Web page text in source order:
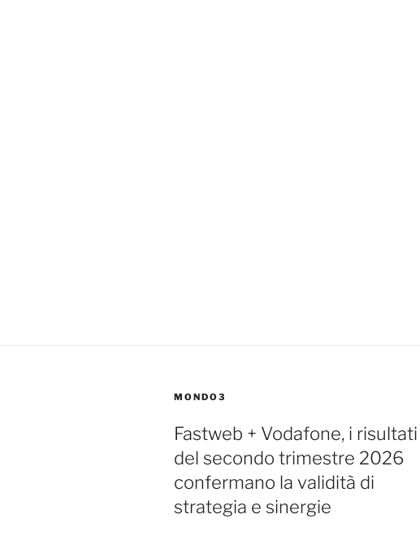
MONDO3
Fastweb + Vodafone, i risultati
del secondo trimestre 2026
confermano la validità di
strategia e sinergie